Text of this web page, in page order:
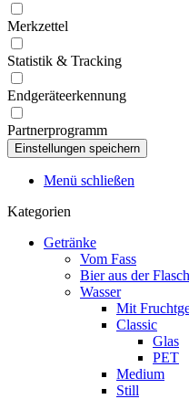
Merkzettel
Statistik & Tracking
Endgeräteerkennung
Partnerprogramm
Menü schließen
Kategorien
Getränke
Vom Fass
Bier aus der
Wasser
Mit
Classic
Glas
PET
Medium
Still